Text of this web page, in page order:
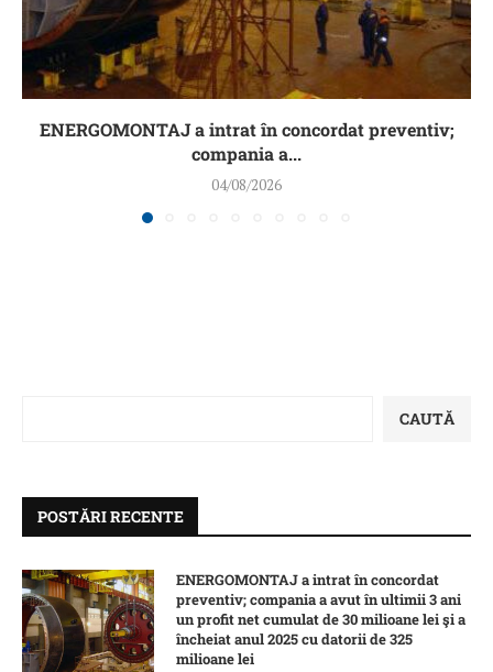
ENERGOMONTAJ a intrat în concordat preventiv;
compania a...
04/08/2026
CAUTĂ
POSTĂRI RECENTE
ENERGOMONTAJ a intrat în concordat
preventiv; compania a avut în ultimii 3 ani
un profit net cumulat de 30 milioane lei şi a
încheiat anul 2025 cu datorii de 325
milioane lei